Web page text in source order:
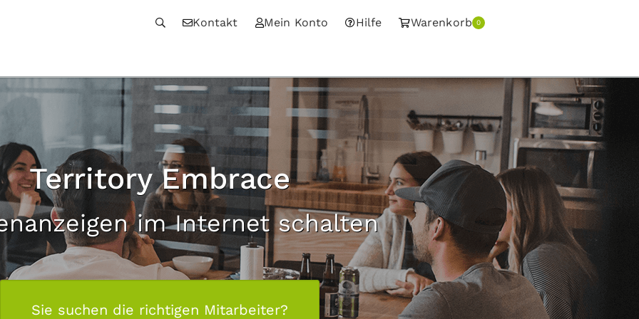
Kontakt Mein Konto Hilfe Warenkorb 0
Territory Embrace
im Internet schalten
Sie suchen die richtigen Mitarbeiter?